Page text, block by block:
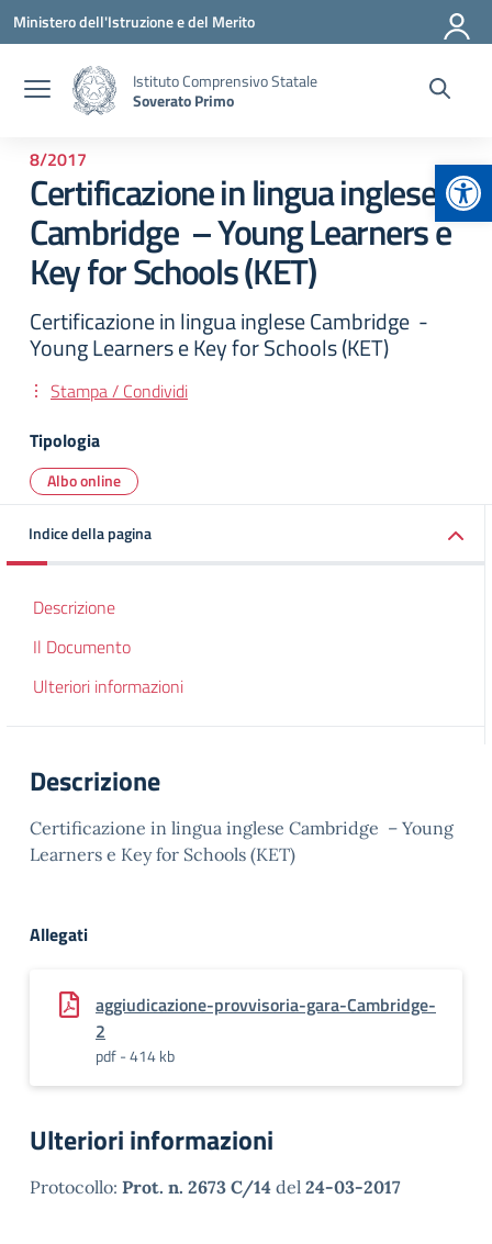
Vai ai contenuti
Vai al menu di navigazione
Vai al footer
Ministero dell'Istruzione e del Merito
Istituto Comprensivo Statale
Soverato Primo
8/2017
Certificazione in lingua inglese
Cambridge – Young Learners e
Key for Schools (KET)
Certificazione in lingua inglese Cambridge -
Young Learners e Key for Schools (KET)
Stampa / Condividi
Tipologia
Albo online
Indice della pagina
Descrizione
Il Documento
Ulteriori informazioni
Descrizione
Certificazione in lingua inglese Cambridge – Young
Learners e Key for Schools (KET)
Allegati
aggiudicazione-provvisoria-gara-Cambridge-
2
pdf - 414 kb
Ulteriori informazioni
Protocollo: Prot. n. 2673 C/14 del 24-03-2017